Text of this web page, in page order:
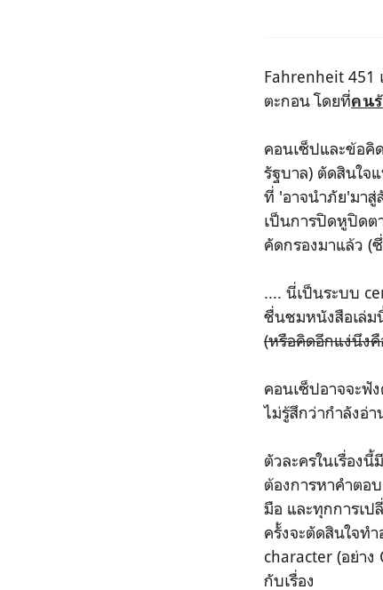
Fahrenheit 451
ตะกอน โดยที่คน
คอนเซ็ปและข้อคิ
รัฐบาล) ตัดสินใจ
ที่ 'อาจนำภัย'มา
เป็นการปิดหูปิดต
คัดกรองมาแล้ว (
.... นี่เป็นระบบ
ชื่นชมหนังสือเล่ม
(หรือคิดอีกแง่นึง
คอนเซ็ปอาจจะฟัง
ไม่รู้สึกว่ากำลังอ่
ตัวละครในเรื่อง
ต้องการหาคำตอ
มือ และทุกการเป
ครั้งจะตัดสินใจท
character (อย่า
กับเรื่อง